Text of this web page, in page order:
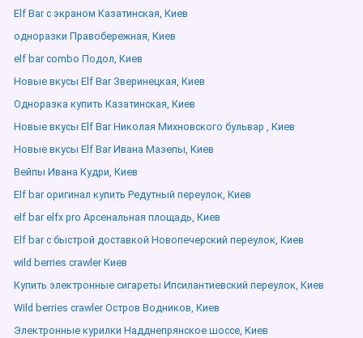
Elf Bar с экраном Казатинская, Киев
одноразки Правобережная, Киев
elf bar combo Подол, Киев
Новые вкусы Elf Bar Зверинецкая, Киев
Одноразка купить Казатинская, Киев
Новые вкусы Elf Bar Николая Михновского бульвар , Киев
Новые вкусы Elf Bar Ивана Мазепы, Киев
Вейпы Ивана Кудри, Киев
Elf bar оригинал купить Редутный переулок, Киев
elf bar elfx pro Арсенальная площадь, Киев
Elf bar с быстрой доставкой Новопечерский переулок, Киев
wild berries crawler Киев
Купить электронные сигареты Ипсилантиевский переулок, Киев
Wild berries crawler Остров Водников, Киев
Электронные курилки Надднепрянское шоссе, Киев